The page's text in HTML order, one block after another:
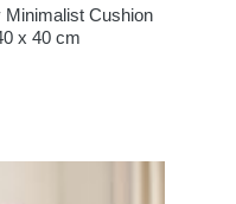
Cushion
x 40 cm